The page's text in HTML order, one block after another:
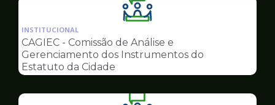
Ilustração
da
pagina
de
INSTITUCIONAL
CAGIEC - Comissão de Análise e
Gerenciamento dos Instrumentos do
Estatuto da Cidade